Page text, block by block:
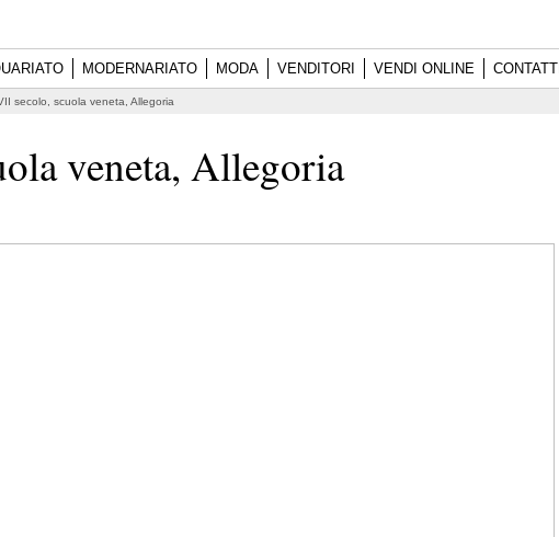
MODERNARIATO MODA VENDITORI VENDI ONLINE CONTATTI
secolo, scuola veneta, Allegoria
veneta, Allegoria